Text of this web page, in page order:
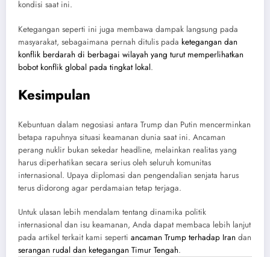
kondisi saat ini.
Ketegangan seperti ini juga membawa dampak langsung pada
masyarakat, sebagaimana pernah ditulis pada ketegangan dan
konflik berdarah di berbagai wilayah yang turut memperlihatkan
bobot konflik global pada tingkat lokal.
Kesimpulan
Kebuntuan dalam negosiasi antara Trump dan Putin mencerminkan
betapa rapuhnya situasi keamanan dunia saat ini. Ancaman
perang nuklir bukan sekedar headline, melainkan realitas yang
harus diperhatikan secara serius oleh seluruh komunitas
internasional. Upaya diplomasi dan pengendalian senjata harus
terus didorong agar perdamaian tetap terjaga.
Untuk ulasan lebih mendalam tentang dinamika politik
internasional dan isu keamanan, Anda dapat membaca lebih lanjut
pada artikel terkait kami seperti ancaman Trump terhadap Iran dan
serangan rudal dan ketegangan Timur Tengah.